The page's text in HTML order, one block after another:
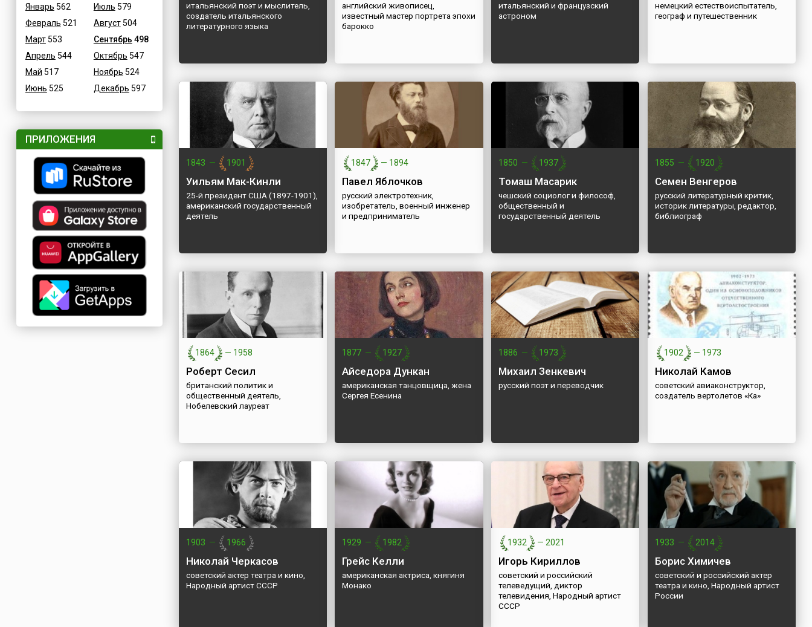
Январь 562
Февраль 521
Март553
Апрель 544
Май 517
Июнь 525
Июль 579
Август504
Сентябрь 498
Октябрь 547
Ноябрь 524
Декабрь 597
ПРИЛОЖЕНИЯ
итальянский поэт и мыслитель,
создатель итальянского
литературного языка
английский живописец,
известный мастер портрета эпохи
барокко
итальянский и французский
астроном
немецкий естествоиспытатель,
географ и путешественник
1843 — 1901
Уильям Мак-Кинли
25-й президент США (1897-1901),
американский государственный
деятель
1847 — 1894
Павел Яблочков
русский электротехник,
изобретатель, военный инженер
и предприниматель
1850 — 1937
Томаш Масарик
чешский социолог и философ,
общественный и
государственный деятель
1855 — 1920
Семен Венгеров
русский литературный критик,
историк литературы, редактор,
библиограф
1864 — 1958
Роберт Сесил
британский политик и
общественный деятель,
Нобелевский лауреат
1877 — 1927
Айседора Дункан
американская танцовщица, жена
Сергея Есенина
1886 — 1973
Михаил Зенкевич
русский поэт и переводчик
1902 — 1973
Николай Камов
советский авиаконструктор,
создатель вертолетов «Ка»
1903 — 1966
Николай Черкасов
советский актер театра и кино,
Народный артист СССР
1929 — 1982
Грейс Келли
американская актриса, княгиня
Монако
1932 —2021
Игорь Кириллов
советский и российский
телеведущий, диктор
телевидения, Народный артист
СССР
1933 — 2014
Борис Химичев
советский и российский актер
театра и кино, Народный артист
России